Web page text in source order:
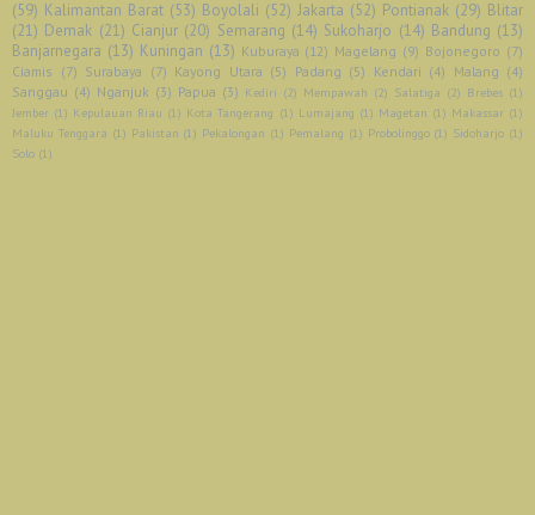
(59) Kalimantan Barat (53) Boyolali (52) Jakarta (52) Pontianak (29) Blitar
(21) Demak (21) Cianjur (20) Semarang (14) Sukoharjo (14) Bandung (13)
Banjarnegara (13) Kuningan (13) Kuburaya (12) Magelang (9) Bojonegoro (7)
Ciamis (7) Surabaya (7) Kayong Utara (5) Padang (5) Kendari (4) Malang (4)
Sanggau (4) Nganjuk (3) Papua (3) Kediri (2) Mempawah (2) Salatiga (2) Brebes (1)
Jember (1) Kepulauan Riau (1) Kota Tangerang (1) Lumajang (1) Magetan (1) Makassar (1)
Maluku Tenggara (1) Pakistan (1) Pekalongan (1) Pemalang (1) Probolinggo (1) Sidoharjo (1)
Solo (1)